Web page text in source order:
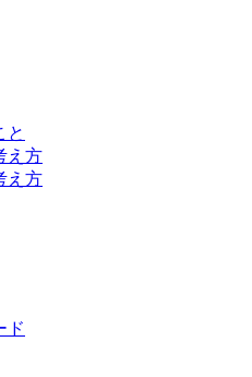
と
え方
え方
ド